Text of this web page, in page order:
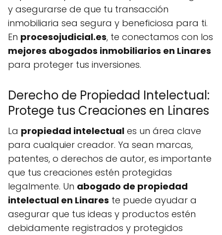
y asegurarse de que tu transacción
inmobiliaria sea segura y beneficiosa para ti.
En procesojudicial.es, te conectamos con los
mejores abogados inmobiliarios en Linares
para proteger tus inversiones.
Derecho de Propiedad Intelectual:
Protege tus Creaciones en Linares
La propiedad intelectual es un área clave
para cualquier creador. Ya sean marcas,
patentes, o derechos de autor, es importante
que tus creaciones estén protegidas
legalmente. Un abogado de propiedad
intelectual en Linares te puede ayudar a
asegurar que tus ideas y productos estén
debidamente registrados y protegidos